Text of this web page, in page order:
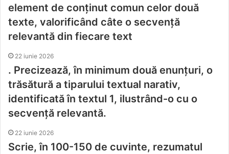
element de conținut comun celor două
texte, valorificând câte o secvență
relevantă din fiecare text
22 iunie 2026
. Precizează, în minimum două enunțuri, o
trăsătură a tiparului textual narativ,
identificată în textul 1, ilustrând-o cu o
secvență relevantă.
22 iunie 2026
Scrie, în 100-150 de cuvinte, rezumatul